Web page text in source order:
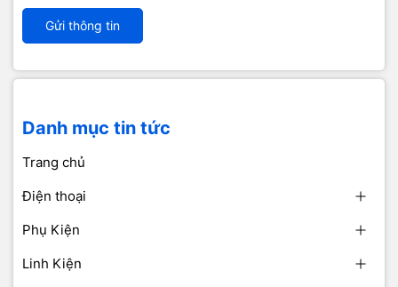
Gửi thông tin
Danh mục tin tức
Trang chủ
Điện thoại
Phụ Kiện
Linh Kiện